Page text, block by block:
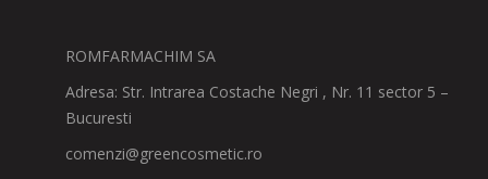
ROMFARMACHIM SA
Adresa: Str. Intrarea Costache Negri , Nr. 11 sector 5 –
Bucuresti
comenzi@greencosmetic.ro